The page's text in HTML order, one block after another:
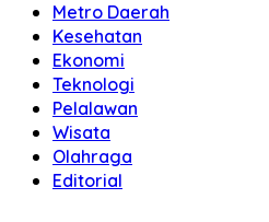
Metro Daerah
Kesehatan
Ekonomi
Teknologi
Pelalawan
Wisata
Olahraga
Editorial